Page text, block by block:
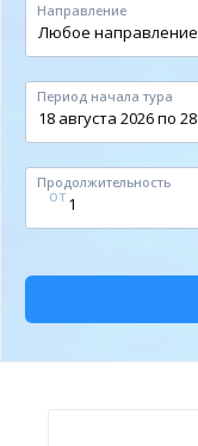
Направление
Период начала тура
Продолжительность
от